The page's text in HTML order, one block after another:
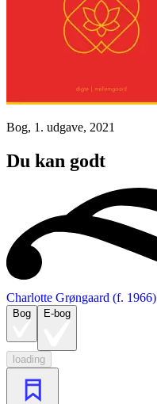
Bog, 1. udgave, 2021
Du kan godt
Charlotte Grøngaard (f. 1966)
Bog E-bog
loading